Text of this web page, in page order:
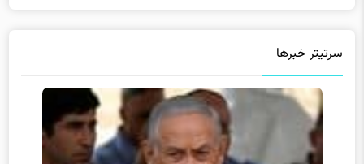
سرتیتر خبرها